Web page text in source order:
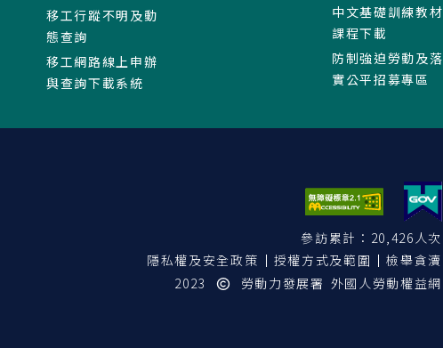
移工行蹤不明及動
態查詢
移工網路線上申辦
與查詢下載系統
中文基礎訓練教材
課程下載
防制強迫勞動及落
實公平招募專區
參訪累計：20,426人次
隱私權及安全政策
授權方式及範圍
檢舉貪瀆
2023
勞動力發展署 外國人勞動權益網